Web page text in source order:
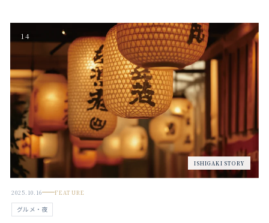
14
ISHIGAKI STORY
2025.10.16 FEATURE
グルメ・夜